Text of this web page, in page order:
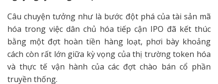
Câu chuyện tưởng như là bước đột phá của tài sản mã
hóa trong việc dân chủ hóa tiếp cận IPO đã kết thúc
bằng một đợt hoàn tiền hàng loạt, phơi bày khoảng
cách còn rất lớn giữa kỳ vọng của thị trường token hóa
và thực tế vận hành của các đợt chào bán cổ phần
truyền thống.